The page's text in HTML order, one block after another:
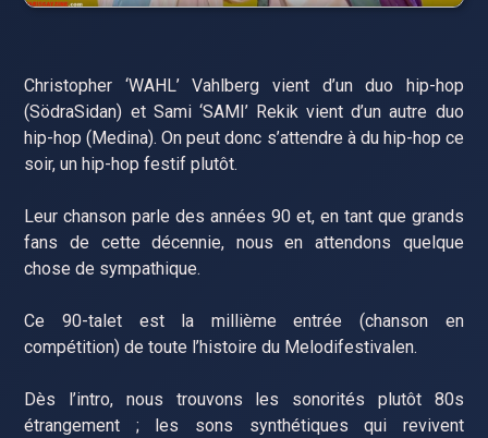
Christopher ‘WAHL’ Vahlberg vient d’un duo hip-hop
(SödraSidan) et Sami ‘SAMI’ Rekik vient d’un autre duo
hip-hop (Medina). On peut donc s’attendre à du hip-hop ce
soir, un hip-hop festif plutôt.
Leur chanson parle des années 90 et, en tant que grands
fans de cette décennie, nous en attendons quelque
chose de sympathique.
Ce 90-talet est la millième entrée (chanson en
compétition) de toute l’histoire du Melodifestivalen.
Dès l’intro, nous trouvons les sonorités plutôt 80s
étrangement ; les sons synthétiques qui revivent